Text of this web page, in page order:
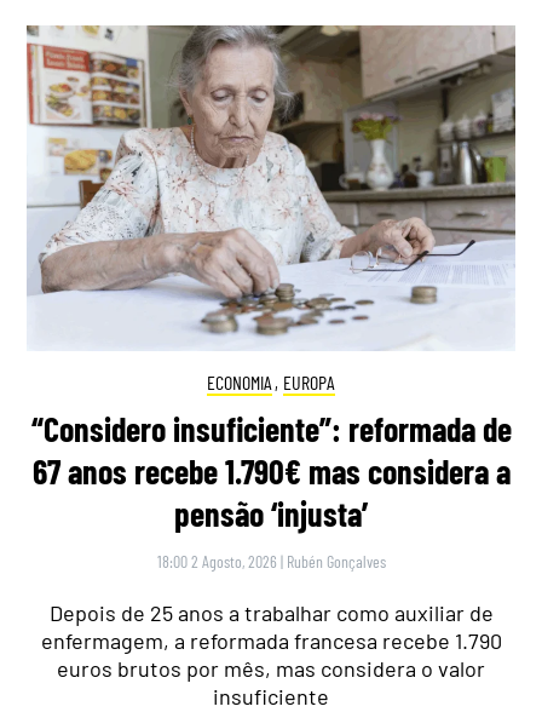
ECONOMIA , EUROPA
“Considero insuficiente”: reformada de
67 anos recebe 1.790€ mas considera a
pensão ‘injusta’
18:00 2 Agosto, 2026 | Rubén Gonçalves
Depois de 25 anos a trabalhar como auxiliar de
enfermagem, a reformada francesa recebe 1.790
euros brutos por mês, mas considera o valor
insuficiente